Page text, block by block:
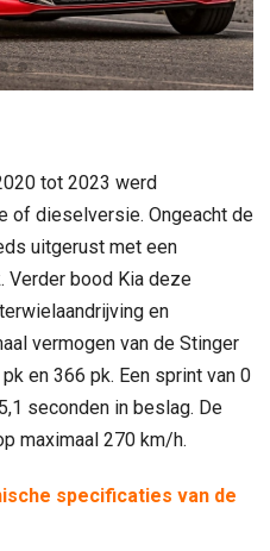
tot 2023 werd
of dieselversie. Ongeacht de
uitgerust met een
Verder bood Kia deze
en
vermogen van de Stinger
en 366 pk. Een sprint van 0
seconden in beslag. De
maximaal 270 km/h.
specificaties van de